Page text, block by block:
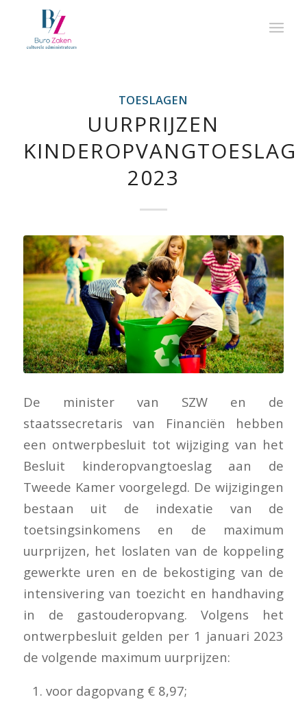
TOESLAGEN
UURPRIJZEN
KINDEROPVANGTOESLAG
2023
De minister van SZW en de
staatssecretaris van Financiën hebben
een ontwerpbesluit tot wijziging van het
Besluit kinderopvangtoeslag aan de
Tweede Kamer voorgelegd. De wijzigingen
bestaan uit de indexatie van de
toetsingsinkomens en de maximum
uurprijzen, het loslaten van de koppeling
gewerkte uren en de bekostiging van de
intensivering van toezicht en handhaving
in de gastouderopvang. Volgens het
ontwerpbesluit gelden per 1 januari 2023
de volgende maximum uurprijzen:
voor dagopvang € 8,97;